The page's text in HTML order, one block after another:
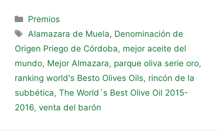
Premios
Alamazara de Muela, Denominación de
Origen Priego de Córdoba, mejor aceite del
mundo, Mejor Almazara, parque oliva serie oro,
ranking world's Besto Olives Oils, rincón de la
subbética, The World`s Best Olive Oil 2015-
2016, venta del barón